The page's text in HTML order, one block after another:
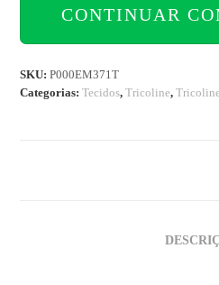
CONTINUAR
SKU:P000EM371T
Categorias:Tecidos,Tricoline,